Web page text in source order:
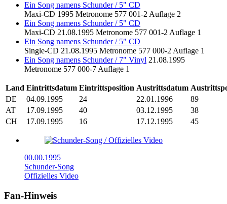
Ein Song namens Schunder / 5" CD
Maxi-CD 1995 Metronome 577 001-2 Auflage 2
Ein Song namens Schunder / 5" CD
Maxi-CD 21.08.1995 Metronome 577 001-2 Auflage 1
Ein Song namens Schunder / 5" CD
Single-CD 21.08.1995 Metronome 577 000-2 Auflage 1
Ein Song namens Schunder / 7" Vinyl 21.08.1995
Metronome 577 000-7 Auflage 1
Land Eintrittsdatum Eintrittsposition Austrittsdatum
DE
04.09.1995 24 22.01.1996
89
AT
17.09.1995 40 03.12.1995
38
CH
17.09.1995 16 17.12.1995 45
00.00.1995
Schunder-Song
Offizielles Video
Fan-Hinweis